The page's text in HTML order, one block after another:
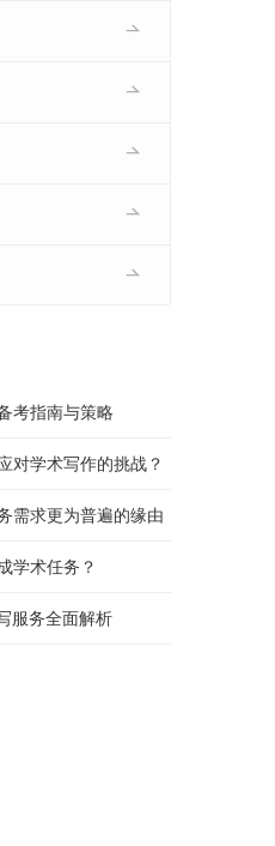
考指南与策略
对学术写作的挑战？
需求更为普遍的缘由
学术任务？
服务全面解析